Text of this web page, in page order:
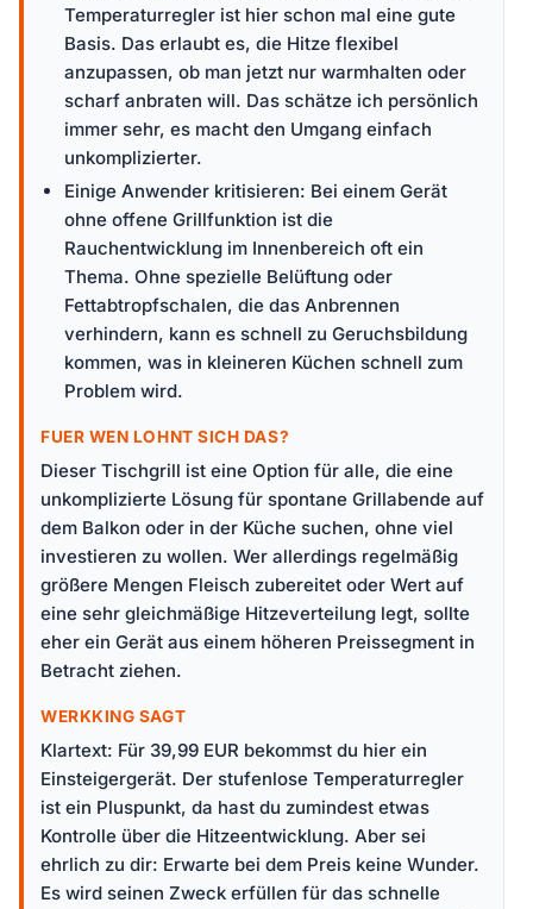
Temperaturregler ist hier schon mal eine gute
Basis. Das erlaubt es, die Hitze flexibel
anzupassen, ob man jetzt nur warmhalten oder
scharf anbraten will. Das schätze ich persönlich
immer sehr, es macht den Umgang einfach
unkomplizierter.
Einige Anwender kritisieren: Bei einem Gerät
ohne offene Grillfunktion ist die
Rauchentwicklung im Innenbereich oft ein
Thema. Ohne spezielle Belüftung oder
Fettabtropfschalen, die das Anbrennen
verhindern, kann es schnell zu Geruchsbildung
kommen, was in kleineren Küchen schnell zum
Problem wird.
FUER WEN LOHNT SICH DAS?
Dieser Tischgrill ist eine Option für alle, die eine
unkomplizierte Lösung für spontane Grillabende auf
dem Balkon oder in der Küche suchen, ohne viel
investieren zu wollen. Wer allerdings regelmäßig
größere Mengen Fleisch zubereitet oder Wert auf
eine sehr gleichmäßige Hitzeverteilung legt, sollte
eher ein Gerät aus einem höheren Preissegment in
Betracht ziehen.
WERKKING SAGT
Klartext: Für 39,99 EUR bekommst du hier ein
Einsteigergerät. Der stufenlose Temperaturregler
ist ein Pluspunkt, da hast du zumindest etwas
Kontrolle über die Hitzeentwicklung. Aber sei
ehrlich zu dir: Erwarte bei dem Preis keine Wunder.
Es wird seinen Zweck erfüllen für das schnelle